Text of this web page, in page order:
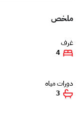
ملخص
غرف
4
دورات مياه
3